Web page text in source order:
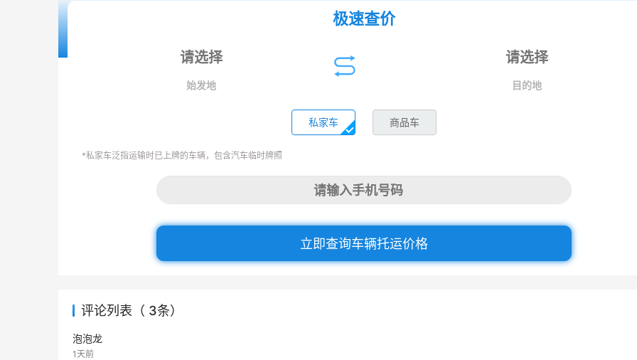
极速查价
始发地 目的地
私家车 商品车
*私家车泛指运输时已上牌的车辆，包含汽车临时牌照
立即查询车辆托运价格
评论列表（ 3条）
泡泡龙
1天前